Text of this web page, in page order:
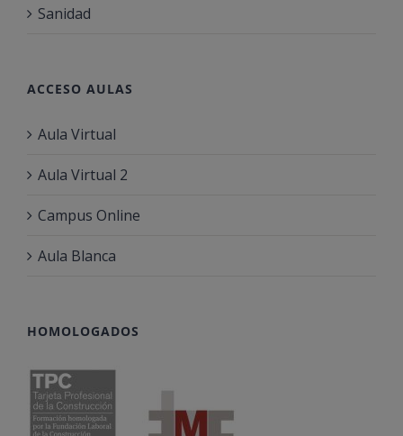
Sanidad
ACCESO AULAS
Aula Virtual
Aula Virtual 2
Campus Online
Aula Blanca
HOMOLOGADOS